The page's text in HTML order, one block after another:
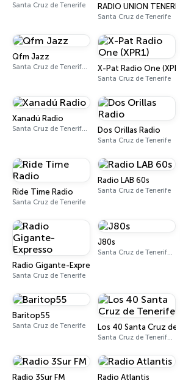
Santa Cruz de Tenerife RADIO UNION
Santa Cruz de Tenerife
Qfm Jazz
Santa Cruz de Tenerife 94.3 FM X-Pat Radio One
Santa Cruz de Tenerife
Xanadú Radio
Santa Cruz de Tenerife 103.6 FM Dos Orillas Radio
Santa Cruz de Tenerife
Ride Time Radio
Santa Cruz de Tenerife
Radio LAB 60s
Santa Cruz de Tenerife
Radio Gigante-Expresso
Santa Cruz de Tenerife
J80s
Santa Cruz de Tenerife 106.0 FM
Baritop55
Santa Cruz de Tenerife Los 40 Santa Cruz
Santa Cruz de Tenerife 93.2 FM
Radio 3Sur FM Radio Atlantis